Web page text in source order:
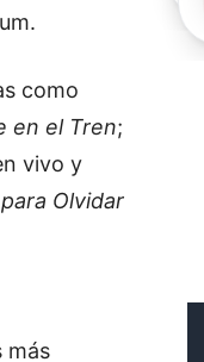
como
en el Tren;
vivo y
Olvidar
más